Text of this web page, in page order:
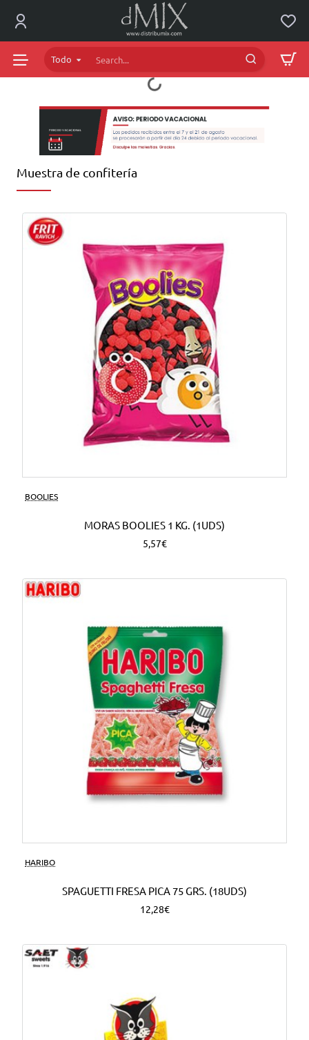
dMIX
Online
Todo
Search...
Muestra de confitería
BOOLIES
MORAS BOOLIES 1 KG. (1UDS)
5,57€
HARIBO
SPAGUETTI FRESA PICA 75 GRS. (18UDS)
12,28€